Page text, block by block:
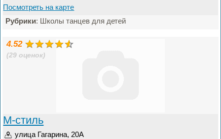
Посмотреть на карте
Рубрики: Школы танцев для детей
4.52
(29 оценок)
М-стиль
улица Гагарина, 20А